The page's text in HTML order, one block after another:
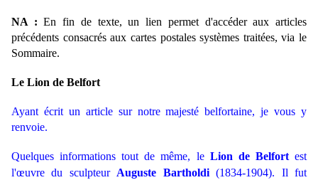
NA : En fin de texte, un lien permet d'accéder aux articles
précédents consacrés aux cartes postales systèmes traitées, via le
Sommaire.
Le Lion de Belfort
Ayant écrit un article sur notre majesté belfortaine, je vous y
renvoie.
Quelques informations tout de même, le Lion de Belfortest
l'œuvre du sculpteur Auguste Bartholdi(1834-1904). Il fut